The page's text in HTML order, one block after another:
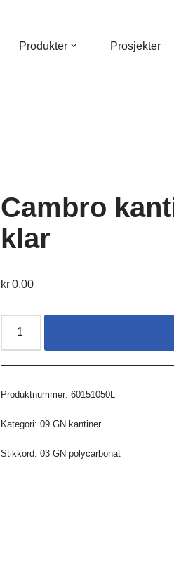
Produkter Prosjekter
Cambro
klar
kr0,00
Produktnummer:60151050L
Kategori:09 GN kantiner
Stikkord:03 GN polycarbonat